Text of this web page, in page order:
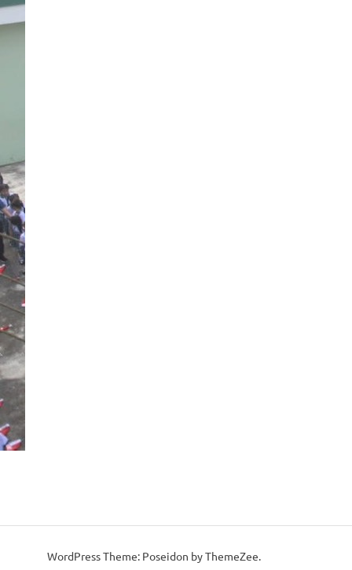
WordPress Theme: Poseidon by ThemeZee.